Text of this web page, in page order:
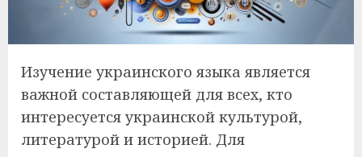
Изучение украинского языка является
важной составляющей для всех, кто
интересуется украинской культурой,
литературой и историей. Для